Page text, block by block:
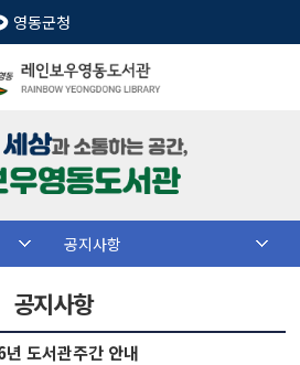
영동군청
공지사항
공지사항
도서관주간 안내